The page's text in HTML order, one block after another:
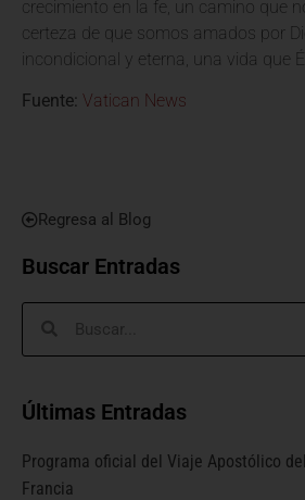
Regresa al Blog
Buscar Entradas
Últimas Entradas
Programa oficial del Viaje Apostólico
Francia
crecimiento en la fe, un camino que
certeza de que somos amados por
incondicional y eterna, una vida que
Fuente: Vatican News